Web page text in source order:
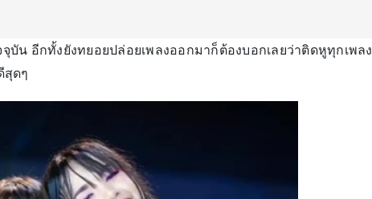
บัน อีกทั้งยังทยอยปล่อยเพลงออกมาก็ต้องบอกเลยว่าติดหูทุกเพลง
สุดๆ